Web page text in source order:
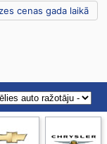
cenas gada laikā